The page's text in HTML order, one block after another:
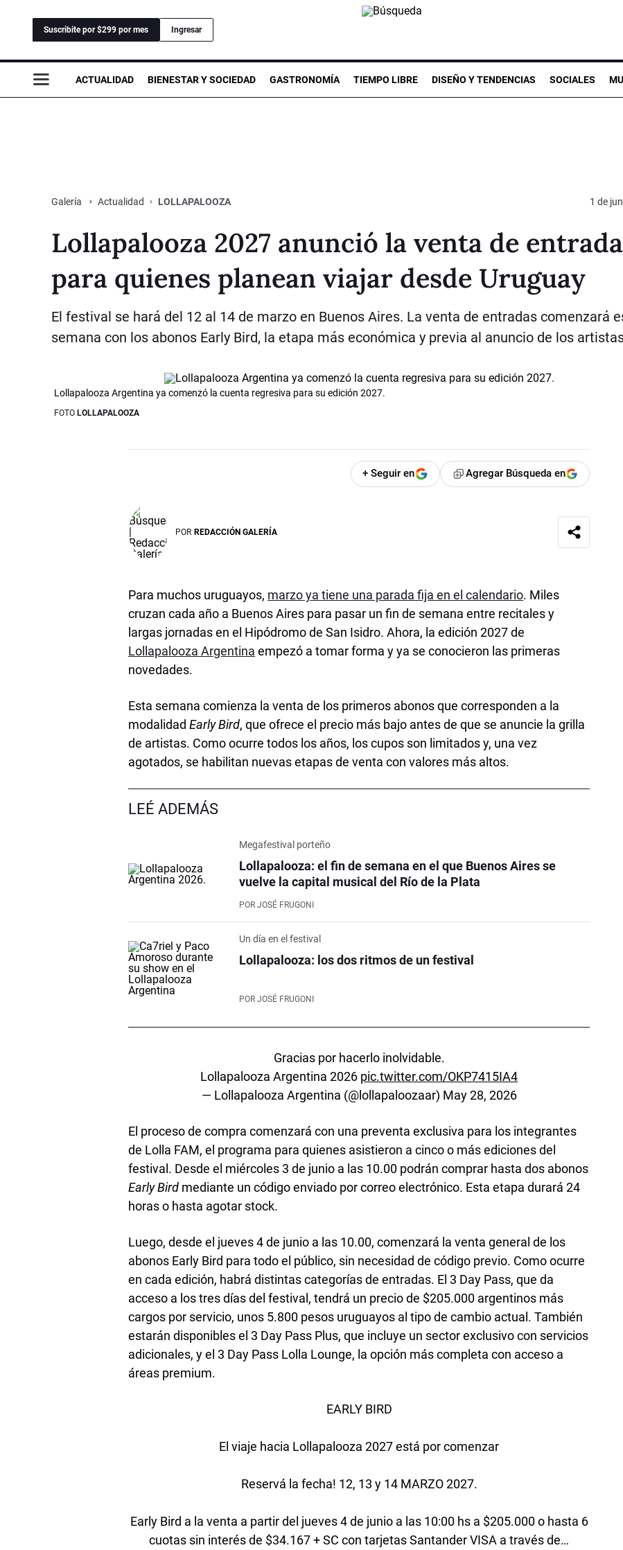
Suscribite por $299 por mes Ingresar
ACTUALIDAD BIENESTAR Y SOCIEDAD GASTRONOMÍA TIEMPO LIBRE DISEÑO Y TENDENCIAS SOCIALES
Galería Actualidad LOLLAPALOOZA 1 de
Lollapalooza 2027 anunció la venta de
para quienes planean viajar desde Uruguay
El festival se hará del 12 al 14 de marzo en Buenos Aires. La venta de entradas comenzará
semana con los abonos Early Bird, la etapa más económica y previa al anuncio de los
Lollapalooza Argentina ya comenzó la cuenta regresiva para su edición 2027.
FOTO LOLLAPALOOZA
+ Seguir en Agregar Búsqueda en
POR REDACCIÓN GALERÍA
Para muchos uruguayos, marzo ya tiene una parada fija en el calendario. Miles
cruzan cada año a Buenos Aires para pasar un fin de semana entre recitales y
largas jornadas en el Hipódromo de San Isidro. Ahora, la edición 2027 de
Lollapalooza Argentina empezó a tomar forma y ya se conocieron las primeras
novedades.
Esta semana comienza la venta de los primeros abonos que corresponden a la
modalidadEarly Bird, que ofrece el precio más bajo antes de que se anuncie la grilla
de artistas. Como ocurre todos los años, los cupos son limitados y, una vez
agotados, se habilitan nuevas etapas de venta con valores más altos.
LEÉ ADEMÁS
Megafestival porteño
Lollapalooza: el fin de semana en el que Buenos Aires se
vuelve la capital musical del Río de la Plata
POR JOSÉ FRUGONI
Un día en el festival
Lollapalooza: los dos ritmos de un festival
POR JOSÉ FRUGONI
Gracias por hacerlo inolvidable.
Lollapalooza Argentina 2026 pic.twitter.com/OKP7415IA4
— Lollapalooza Argentina (@lollapaloozaar) May 28, 2026
El proceso de compra comenzará con una preventa exclusiva para los integrantes
de Lolla FAM, el programa para quienes asistieron a cinco o más ediciones del
festival. Desde el miércoles 3 de junio a las 10.00 podrán comprar hasta dos abonos
Early Bird mediante un código enviado por correo electrónico. Esta etapa durará 24
horas o hasta agotar stock.
Luego, desde el jueves 4 de junio a las 10.00, comenzará la venta general de los
abonos Early Bird para todo el público, sin necesidad de código previo. Como ocurre
en cada edición, habrá distintas categorías de entradas. El 3 Day Pass, que da
acceso a los tres días del festival, tendrá un precio de $205.000 argentinos más
cargos por servicio, unos 5.800 pesos uruguayos al tipo de cambio actual. También
estarán disponibles el 3 Day Pass Plus, que incluye un sector exclusivo con servicios
adicionales, y el 3 Day Pass Lolla Lounge, la opción más completa con acceso a
áreas premium.
EARLY BIRD
El viaje hacia Lollapalooza 2027 está por comenzar
Reservá la fecha! 12, 13 y 14 MARZO 2027.
Early Bird a la venta a partir del jueves 4 de junio a las 10:00 hs a $205.000 o hasta 6
cuotas sin interés de $34.167 + SC con tarjetas Santander VISA a través de…